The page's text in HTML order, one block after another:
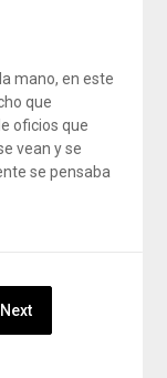
mano, en este
que
oficios que
vean y se
se pensaba
Next